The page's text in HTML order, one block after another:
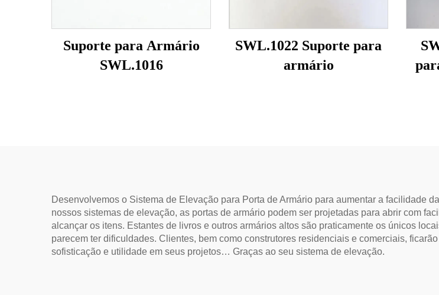
Suporte para Armário
SWL.1016
SWL.1022 Suporte para
armário
Desenvolvemos o Sistema de Elevação para Porta de Armário para aumentar a facilidade
nossos sistemas de elevação, as portas de armário podem ser projetadas para abrir com
alcançar os itens. Estantes de livros e outros armários altos são praticamente os únicos
parecem ter dificuldades. Clientes, bem como construtores residenciais e comerciais,
sofisticação e utilidade em seus projetos… Graças ao seu sistema de elevação.